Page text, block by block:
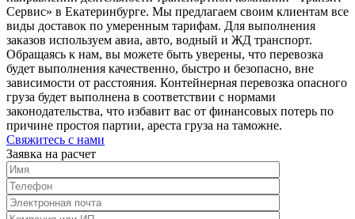
Сервис» в Екатеринбурге. Мы предлагаем своим клиентам все
виды доставок по умеренным тарифам. Для выполнения
заказов используем авиа, авто, водный и ЖД транспорт.
Обращаясь к нам, вы можете быть уверены, что перевозка
будет выполнения качественно, быстро и безопасно, вне
зависимости от расстояния. Контейнерная перевозка опасного
груза будет выполнена в соответствии с нормами
законодательства, что избавит вас от финансовых потерь по
причине простоя партии, ареста груза на таможне.
Свяжитесь с нами
Заявка на расчет